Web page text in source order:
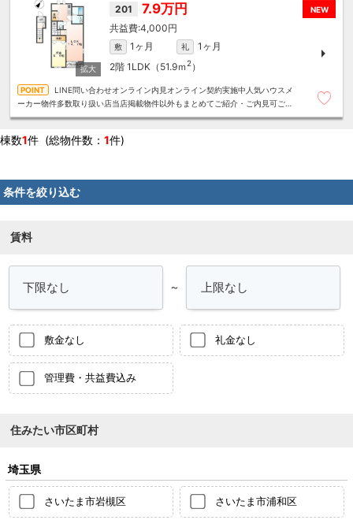
NEW
201 7.9万円
4,000円
敷 1ヶ月 礼
1ヶ月
2階 1LDK（51.9ｍ2）
LINE問い合わせオンライン内見オンライン契約実施中人気ハウスメ
ーカー物件多数取り扱い店当店掲載物件以外もまとめてご紹介・ご内見可ご予
棟数1件 (総物件数： 1件)
条件を絞り込む
賃料
～
敷金なし 礼金なし
管理費・共益費込み
住みたい市区町村
埼玉県
さいたま市岩槻区 さいたま市浦和区